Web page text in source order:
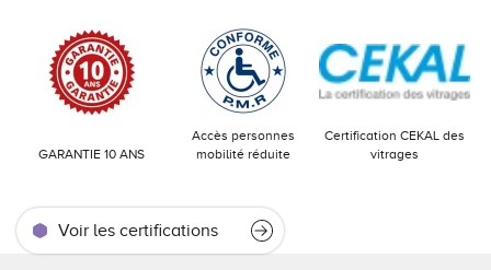
GARANTIE 10 ANS
Accès personnes
mobilité réduite
Certification CEKAL des
vitrages
Voir les certifications